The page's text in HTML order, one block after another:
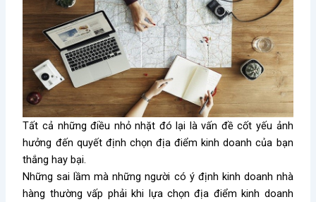
Tất cả những điều nhỏ nhặt đó lại là vấn đề cốt yếu ảnh
hưởng đến quyết định chọn địa điểm kinh doanh của bạn
thắng hay bại.
Những sai lầm mà những người có ý định kinh doanh nhà
hàng thường vấp phải khi lựa chọn địa điểm kinh doanh